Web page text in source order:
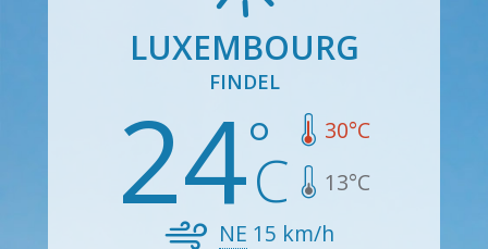
LUXEMBOURG
FINDEL
24 30°C
13°C
NE 15 km/h